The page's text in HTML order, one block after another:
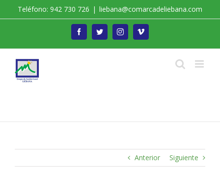
Teléfono: 942 730 726 | liebana@comarcadeliebana.com
FacebookTwitterInstagramVimeo
Anterior Siguiente